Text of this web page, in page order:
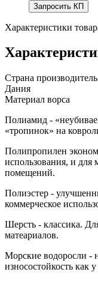
Запросить КП
Характеристики
Страна производитель
Дания
Материал ворса
Полиамид -
«тропинок» на
Полипропилен
использования, и
помещений.
Полиэстер -
коммерческое
Шерсть - классика.
матеариалов.
Морские водоросли -
износостойкость как